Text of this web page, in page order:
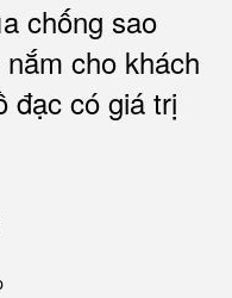
chống sao
cho khách
đạc có giá trị